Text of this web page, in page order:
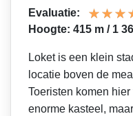
Evaluatie:
Hoogte: 415 m / 1
Loket is een klein
locatie boven de
Toeristen komen
enorme kasteel,